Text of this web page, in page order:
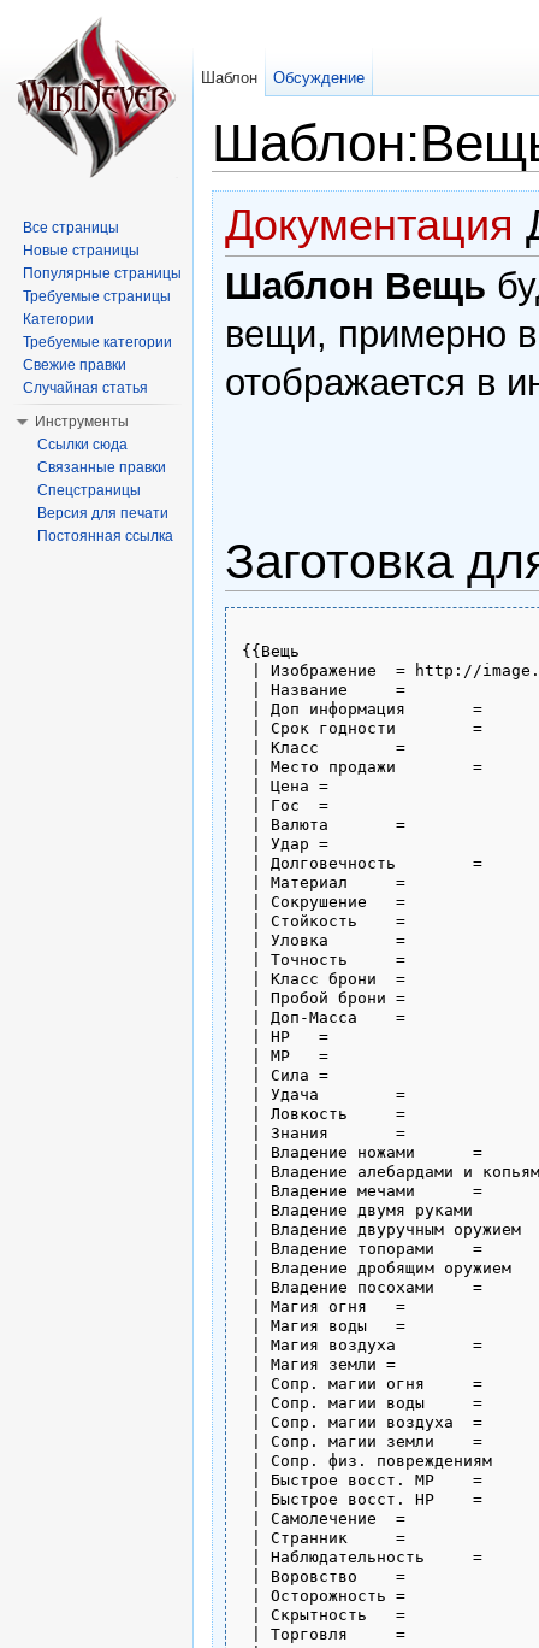
Документация
Шаблон Вещь
вещи, примерно
отображается в
Заготовка
{{Вещь
| Изображение	= http://image.neverlands.ru/weapon/*******.jpg
| Название	=
| Доп информация	=
| Срок годности	=
| Класс	=
| Место продажи	=
| Цена	=
| Гос	=
| Валюта	=
| Удар	=
| Долговечность	=
| Материал	=
| Сокрушение	=
| Стойкость	=
| Уловка	=
| Точность	=
| Класс брони	=
| Пробой брони	=
| Доп-Масса	=
| HP	=
| MP	=
| Сила	=
| Удача	=
| Ловкость	=
| Знания	=
| Владение ножами	=
| Владение алебардами и копьями
| Владение мечами	=
| Владение двумя руками	=
| Владение двуручным оружием	=
| Владение топорами	=
| Владение дробящим оружием	=
| Владение посохами	=
| Магия огня	=
| Магия воды	=
| Магия воздуха	=
| Магия земли =
| Сопр. магии огня	=
| Сопр. магии воды	=
| Сопр. магии воздуха	=
| Сопр. магии земли	=
| Сопр. физ. повреждениям	=
| Быстрое восст. MP	=
| Быстрое восст. НP	=
| Самолечение	=
| Странник	=
| Наблюдательность	=
| Воровство	=
| Осторожность	=
| Скрытность	=
| Торговля	=
Шаблон Обсуждение
Все страницы
Новые страницы
Популярные страницы
Требуемые страницы
Категории
Требуемые категории
Свежие правки
Случайная статья
Инструменты
Ссылки сюда
Связанные правки
Спецстраницы
Версия для печати
Постоянная ссылка